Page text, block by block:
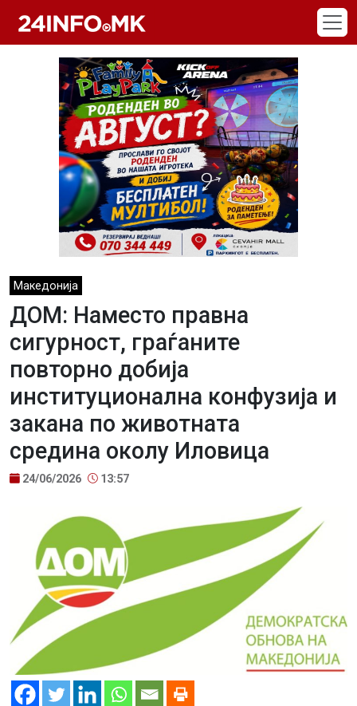
Македонија
ДОМ: Наместо правна
сигурност, граѓаните
повторно добија
институционална конфузија и
закана по животната
средина околу Иловица
24/06/2026 13:57